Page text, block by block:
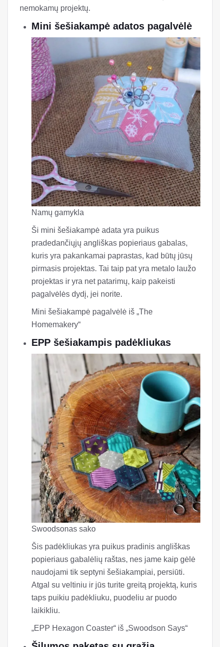
nemokamų projektų.
Mini šešiakampė adatos pagalvėlė
Namų gamykla
Ši mini šešiakampė adata yra puikus
pradedančiųjų angliškas popieriaus gabalas,
kuris yra pakankamai paprastas, kad būtų jūsų
pirmasis projektas. Tai taip pat yra metalo laužo
projektas ir yra net patarimų, kaip pakeisti
pagalvėlės dydį, jei norite.
Mini šešiakampė pagalvėlė iš „The
Homemakery“
EPP šešiakampis padėkliukas
Swoodsonas sako
Šis padėkliukas yra puikus pradinis angliškas
popieriaus gabalėlių raštas, nes jame kaip gėlė
naudojami tik septyni šešiakampiai, persiūti.
Atgal su veltiniu ir jūs turite greitą projektą, kuris
taps puikiu padėkliuku, puodeliu ar puodo
laikikliu.
„EPP Hexagon Coaster“ iš „Swoodson Says“